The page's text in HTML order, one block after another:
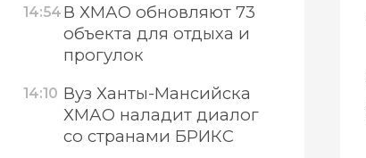
14:54 В ХМАО обновляют 73
объекта для отдыха и
прогулок
14:10 Вуз Ханты-Мансийска
ХМАО наладит диалог
со странами БРИКС